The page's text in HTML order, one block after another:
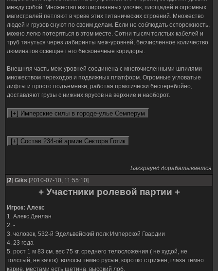
между собой. Множество изолированных улочек, площадей и огромных
магистралей петляют в чреве этих титанических строений. Множество
людей и грузов снуют по своим делам. Если не соблюдать осторожность,
можно легко потеряться в этом месте. Сотни тысяч толстых кабелей и
труб тянуться через лабиринты меж-уровней, бесчисленное количество
люминатов освещает его бесконечные коридоры.
Внешняя часть меж-уровней соединена с многочисленными шпилями
множеством переходов и подвижных платформ. Огромные угловатые
лифты и просто подъемники, работая практически бесперебойно,
доставляют грузы с нижних ярусов на верхние и наоборот.
Бэкграунд дорабатывается
[2] Giks [2010-07-10, 11:55:10]
+ Участники ролевой партии +
Игрок: Алекс
1. Алекс Денлан
2. -
3. человек, 532-й Эдельвейский полк Имперской Гвардии
4. 23 года
5. рост 1 м 83 см. вес 75 кг. среднего телосложения ( не худой, не
толстый, не качок). волосы темно русые, коротко стрижен, глаза темно
карие, местами есть щетина, высокий лоб.